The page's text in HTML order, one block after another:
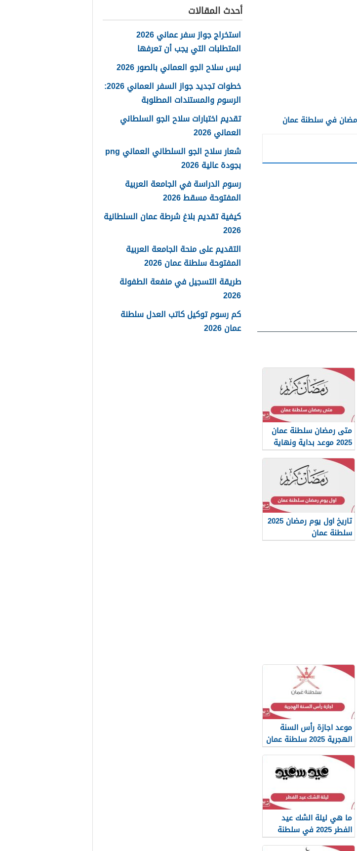
متى رمضان سلطنة عمان
2025 موعد بداية ونهاية
شهر رمضان في سلطنة
عمان
تاريخ اول يوم رمضان 2025
سلطنة عمان
موعد اجازة رأس السنة
الهجرية 2025 سلطنة عمان
ما هي ليلة الشك عيد
الفطر 2025 في سلطنة
عمان
أحدث المقالات
استخراج جواز سفر عماني 2026
المتطلبات التي يجب أن تعرفها
لبس سلاح الجو العماني بالصور 2026
خطوات تجديد جواز السفر العماني 2026:
الرسوم والمستندات المطلوبة
تقديم اختبارات سلاح الجو السلطاني
العماني 2026
شعار سلاح الجو السلطاني العماني png
بجودة عالية 2026
رسوم الدراسة في الجامعة العربية
المفتوحة مسقط 2026
كيفية تقديم بلاغ شرطة عمان السلطانية
2026
التقديم على منحة الجامعة العربية
المفتوحة سلطنة عمان 2026
طريقة التسجيل في منفعة الطفولة
2026
كم رسوم توكيل كاتب العدل سلطنة
عمان 2026